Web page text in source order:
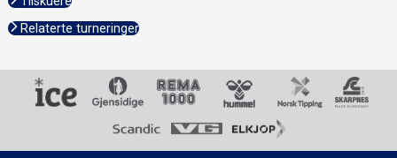
Relaterte turneringer